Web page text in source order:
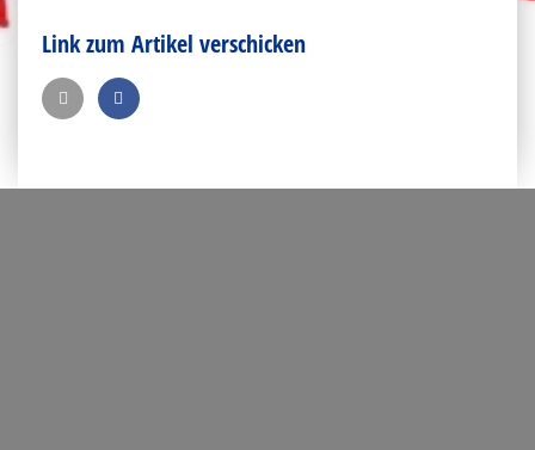
Link zum Artikel verschicken